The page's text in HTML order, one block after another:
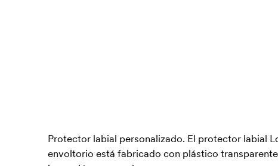
Protector labial personalizado. El protector labial
envoltorio está fabricado con plástico